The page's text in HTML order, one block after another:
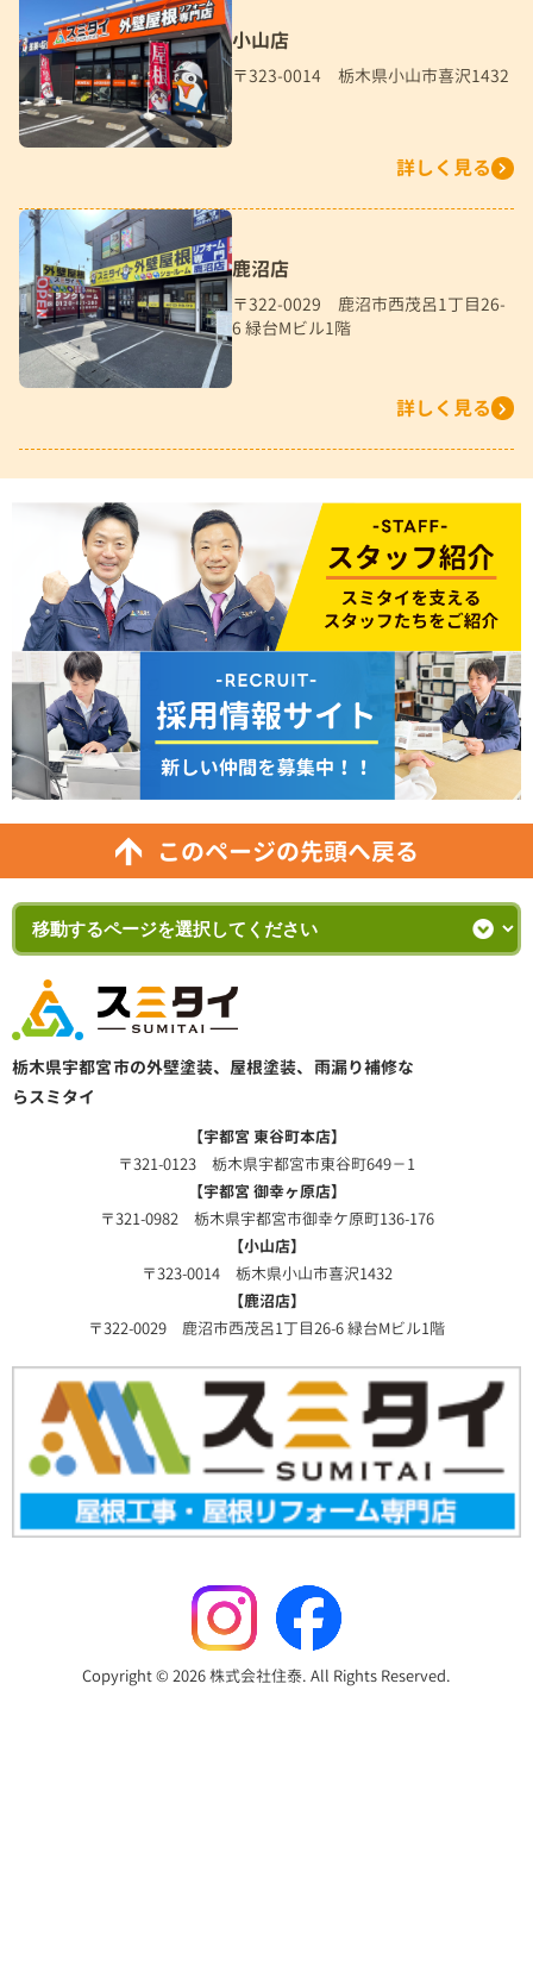
小山店
〒323-0014 栃木県小山市喜沢1432
詳しく見る
鹿沼店
〒322-0029 鹿沼市西茂呂1丁目26-
6 緑台Mビル1階
詳しく見る
このページの先頭へ戻る
栃木県宇都宮市の外壁塗装、屋根塗装、雨漏り補修な
らスミタイ
【宇都宮 東谷町本店】
〒321-0123 栃木県宇都宮市東谷町649－1
【宇都宮 御幸ヶ原店】
〒321-0982 栃木県宇都宮市御幸ケ原町136-176
【小山店】
〒323-0014 栃木県小山市喜沢1432
【鹿沼店】
〒322-0029 鹿沼市西茂呂1丁目26-6 緑台Mビル1階
Copyright © 2026 株式会社住泰. All Rights Reserved.